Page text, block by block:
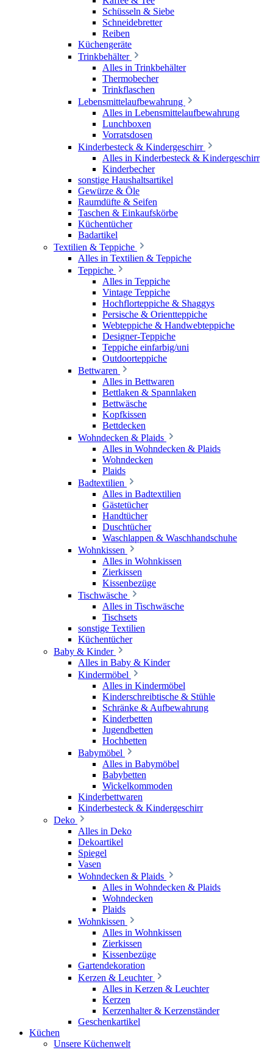
Schüsseln & Siebe
Schneidebretter
Reiben
Küchengeräte
Trinkbehälter
Alles in Trinkbehälter
Thermobecher
Trinkflaschen
Lebensmittelaufbewahrung
Alles in Lebensmittelaufbewahrung
Lunchboxen
Vorratsdosen
Kinderbesteck & Kindergeschirr
Alles in Kinderbesteck & Kindergeschirr
Kinderbecher
sonstige Haushaltsartikel
Gewürze & Öle
Raumdüfte & Seifen
Taschen & Einkaufskörbe
Küchentücher
Badartikel
Textilien & Teppiche
Alles in Textilien & Teppiche
Teppiche
Alles in Teppiche
Vintage Teppiche
Hochflorteppiche & Shaggys
Persische & Orientteppiche
Webteppiche & Handwebteppiche
Designer-Teppiche
Teppiche einfarbig/uni
Outdoorteppiche
Bettwaren
Alles in Bettwaren
Bettlaken & Spannlaken
Bettwäsche
Kopfkissen
Bettdecken
Wohndecken & Plaids
Alles in Wohndecken & Plaids
Wohndecken
Plaids
Badtextilien
Alles in Badtextilien
Gästetücher
Handtücher
Duschtücher
Waschlappen & Waschhandschuhe
Wohnkissen
Alles in Wohnkissen
Zierkissen
Kissenbezüge
Tischwäsche
Alles in Tischwäsche
Tischsets
sonstige Textilien
Küchentücher
Baby & Kinder
Alles in Baby & Kinder
Kindermöbel
Alles in Kindermöbel
Kinderschreibtische & Stühle
Schränke & Aufbewahrung
Kinderbetten
Jugendbetten
Hochbetten
Babymöbel
Alles in Babymöbel
Babybetten
Wickelkommoden
Kinderbettwaren
Kinderbesteck & Kindergeschirr
Deko
Alles in Deko
Dekoartikel
Spiegel
Vasen
Wohndecken & Plaids
Alles in Wohndecken & Plaids
Wohndecken
Plaids
Wohnkissen
Alles in Wohnkissen
Zierkissen
Kissenbezüge
Gartendekoration
Kerzen & Leuchter
Alles in Kerzen & Leuchter
Kerzen
Kerzenhalter & Kerzenständer
Geschenkartikel
Küchen
Unsere Küchenwelt